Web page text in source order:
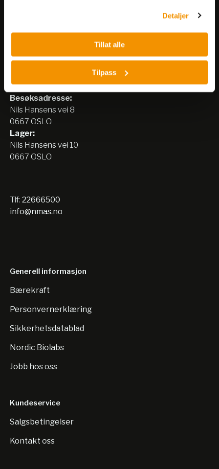
Detaljer
Tillat alle
Tilpass
Nerliens Meszansky AS
Besøksadresse:
Nils Hansens vei 8
0667 OSLO
Lager:
Nils Hansens vei 10
0667 OSLO
Tlf: 22666500
info@nmas.no
Generell informasjon
Bærekraft
Personvernerklæring
Sikkerhetsdatablad
Nordic Biolabs
Jobb hos oss
Kundeservice
Salgsbetingelser
Kontakt oss